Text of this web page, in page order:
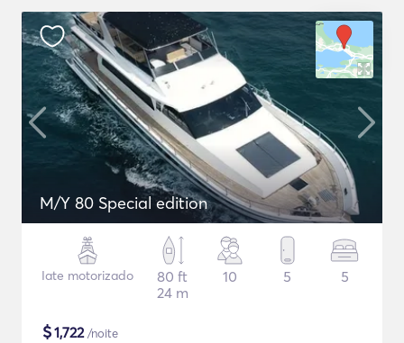
M/Y 80 Special edition
Iate motorizado
80 ft
24 m
10 5 5
$1,722/noite